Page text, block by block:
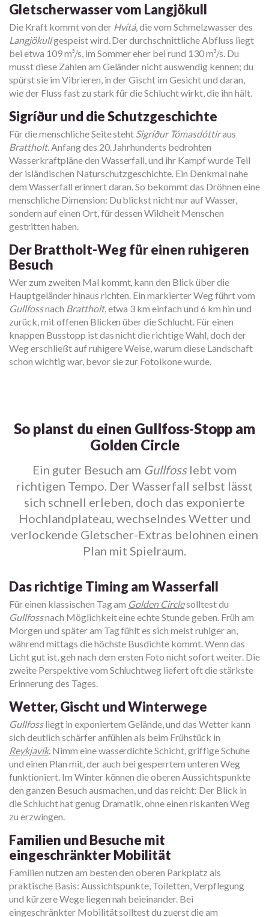
Gletscherwasser vom Langjökull
Die Kraft kommt von der Hvítá, die vom Schmelzwasser des
Langjökullgespeist wird. Der durchschnittliche Abfluss liegt
bei etwa 109 m³/s, im Sommer eher bei rund 130 m³/s. Du
musst diese Zahlen am Geländer nicht auswendig kennen; du
spürst sie im Vibrieren, in der Gischt im Gesicht und daran,
wie der Fluss fast zu stark für die Schlucht wirkt, die ihn hält.
Sigríður und die Schutzgeschichte
Für die menschliche Seite steht Sigríður Tómasdóttiraus
Brattholt. Anfang des 20. Jahrhunderts bedrohten
Wasserkraftpläne den Wasserfall, und ihr Kampf wurde Teil
der isländischen Naturschutzgeschichte. Ein Denkmal nahe
dem Wasserfall erinnert daran. So bekommt das Dröhnen eine
menschliche Dimension: Du blickst nicht nur auf Wasser,
sondern auf einen Ort, für dessen Wildheit Menschen
gestritten haben.
Der Brattholt-Weg für einen ruhigeren
Besuch
Wer zum zweiten Mal kommt, kann den Blick über die
Hauptgeländer hinaus richten. Ein markierter Weg führt vom
Gullfossnach Brattholt, etwa 3 km einfach und 6 km hin und
zurück, mit offenen Blicken über die Schlucht. Für einen
knappen Busstopp ist das nicht die richtige Wahl, doch der
Weg erschließt auf ruhigere Weise, warum diese Landschaft
schon wichtig war, bevor sie zur Fotoikone wurde.
So planst du einen Gullfoss-Stopp am
Golden Circle
Ein guter Besuch am Gullfosslebt vom
richtigen Tempo. Der Wasserfall selbst lässt
sich schnell erleben, doch das exponierte
Hochlandplateau, wechselndes Wetter und
verlockende Gletscher-Extras belohnen einen
Plan mit Spielraum.
Das richtige Timing am Wasserfall
Für einen klassischen Tag am Golden Circlesolltest du
Gullfossnach Möglichkeit eine echte Stunde geben. Früh am
Morgen und später am Tag fühlt es sich meist ruhiger an,
während mittags die höchste Busdichte kommt. Wenn das
Licht gut ist, geh nach dem ersten Foto nicht sofort weiter. Die
zweite Perspektive vom Schluchtweg liefert oft die stärkste
Erinnerung des Tages.
Wetter, Gischt und Winterwege
Gullfossliegt in exponiertem Gelände, und das Wetter kann
sich deutlich schärfer anfühlen als beim Frühstück in
Reykjavík. Nimm eine wasserdichte Schicht, griffige Schuhe
und einen Plan mit, der auch bei gesperrtem unteren Weg
funktioniert. Im Winter können die oberen Aussichtspunkte
den ganzen Besuch ausmachen, und das reicht: Der Blick in
die Schlucht hat genug Dramatik, ohne einen riskanten Weg
zu erzwingen.
Familien und Besuche mit
eingeschränkter Mobilität
Familien nutzen am besten den oberen Parkplatz als
praktische Basis: Aussichtspunkte, Toiletten, Verpflegung
und kürzere Wege liegen nah beieinander. Bei
eingeschränkter Mobilität solltest du zuerst die am